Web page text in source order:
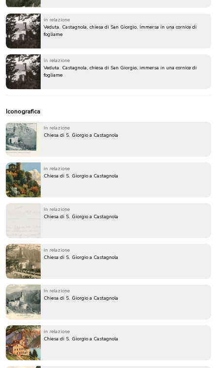
in relazione
Veduta. Castagnola, chiesa di San Giorgio, immersa in una cornice di
fogliame
in relazione
Veduta. Castagnola, chiesa di San Giorgio, immersa in una cornice di
fogliame
Iconografica
in relazione
Chiesa di S. Giorgio a Castagnola
in relazione
Chiesa di S. Giorgio a Castagnola
in relazione
Chiesa di S. Giorgio a Castagnola
in relazione
Chiesa di S. Giorgio a Castagnola
in relazione
Chiesa di S. Giorgio a Castagnola
in relazione
Chiesa di S. Giorgio a Castagnola